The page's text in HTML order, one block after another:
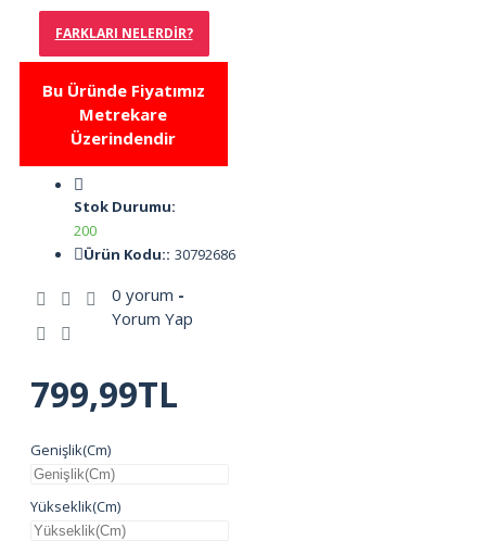
FARKLARI NELERDIR?
Bu Üründe Fiyatımız
Metrekare
Üzerindendir
Stok Durumu:
200
Ürün Kodu:: 30792686
0 yorum -
Yorum Yap
799,99TL
Genişlik(Cm)
Yükseklik(Cm)